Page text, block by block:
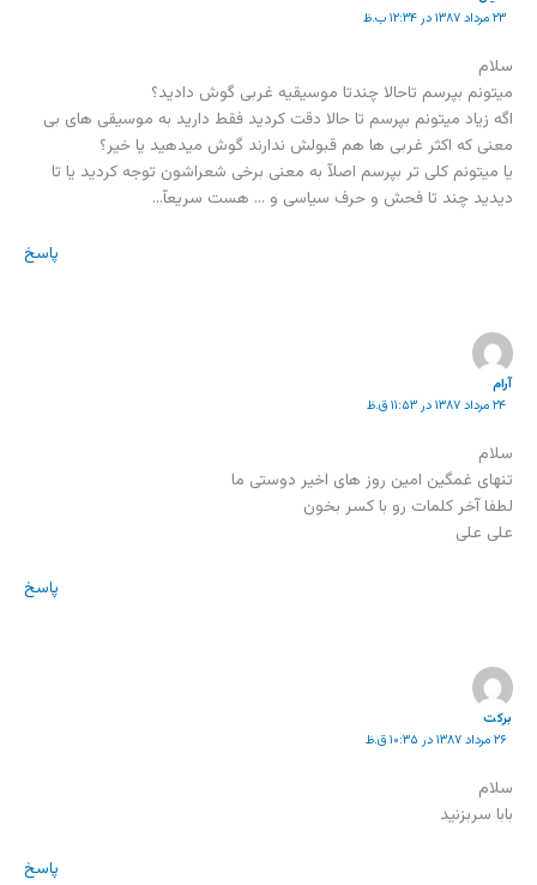
۲۳ مرداد ۱۳۸۷ در ۱۲:۳۴ ب.ظ
سلام
میتونم بپرسم تاحالا چندتا موسیقیه غربی گوش دادید؟
اگه زیاد میتونم بپرسم تا حالا دقت کردید فقط دارید به موسیقی های بی
معنی که اکثر غربی ها هم قبولش ندارند گوش میدهید یا خیر؟
یا میتونم کلی تر بپرسم اصلآ به معنی برخی شعراشون توجه کردید یا تا
دیدید چند تا فحش و حرف سیاسی و … هست سریعآ…
پاسخ
آرام
۲۴ مرداد ۱۳۸۷ در ۱۱:۵۳ ق.ظ
سلام
تنهای غمگین امین روز های اخیر دوستی ما
لطفا آخر کلمات رو با کسر بخون
علی علی
پاسخ
بركت
۲۶ مرداد ۱۳۸۷ در ۱۰:۳۵ ق.ظ
سلام
بابا سربزنيد
پاسخ